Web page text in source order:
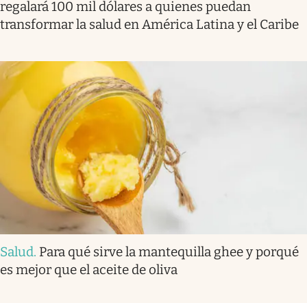
regalará 100 mil dólares a quienes puedan
transformar la salud en América Latina y el Caribe
Salud. Para qué sirve la mantequilla ghee y porqué
es mejor que el aceite de oliva